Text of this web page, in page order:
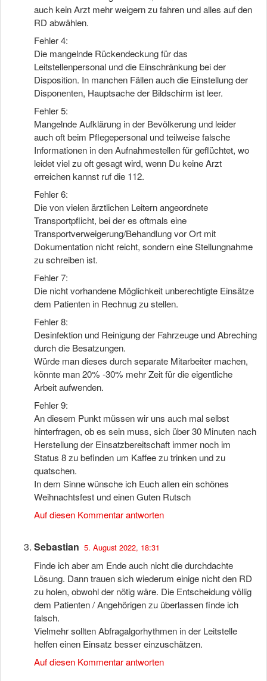
auch kein Arzt mehr weigern zu fahren und alles auf den
RD abwählen.
Fehler 4:
Die mangelnde Rückendeckung für das
Leitstellenpersonal und die Einschränkung bei der
Disposition. In manchen Fällen auch die Einstellung der
Disponenten, Hauptsache der Bildschirm ist leer.
Fehler 5:
Mangelnde Aufklärung in der Bevölkerung und leider
auch oft beim Pflegepersonal und teilweise falsche
Informationen in den Aufnahmestellen für geflüchtet, wo
leidet viel zu oft gesagt wird, wenn Du keine Arzt
erreichen kannst ruf die 112.
Fehler 6:
Die von vielen ärztlichen Leitern angeordnete
Transportpflicht, bei der es oftmals eine
Transportverweigerung/Behandlung vor Ort mit
Dokumentation nicht reicht, sondern eine Stellungnahme
zu schreiben ist.
Fehler 7:
Die nicht vorhandene Möglichkeit unberechtigte Einsätze
dem Patienten in Rechnug zu stellen.
Fehler 8:
Desinfektion und Reinigung der Fahrzeuge und Abreching
durch die Besatzungen.
Würde man dieses durch separate Mitarbeiter machen,
könnte man 20% -30% mehr Zeit für die eigentliche
Arbeit aufwenden.
Fehler 9:
An diesem Punkt müssen wir uns auch mal selbst
hinterfragen, ob es sein muss, sich über 30 Minuten nach
Herstellung der Einsatzbereitschaft immer noch im
Status 8 zu befinden um Kaffee zu trinken und zu
quatschen.
In dem Sinne wünsche ich Euch allen ein schönes
Weihnachtsfest und einen Guten Rutsch
Auf diesen Kommentar antworten
Sebastian 5. August 2022, 18:31
Finde ich aber am Ende auch nicht die durchdachte
Lösung. Dann trauen sich wiederum einige nicht den RD
zu holen, obwohl der nötig wäre. Die Entscheidung völlig
dem Patienten / Angehörigen zu überlassen finde ich
falsch.
Vielmehr sollten Abfragalgorhythmen in der Leitstelle
helfen einen Einsatz besser einzuschätzen.
Auf diesen Kommentar antworten